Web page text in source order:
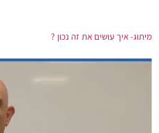
מיתוג- איך עושים את זה נכון ?